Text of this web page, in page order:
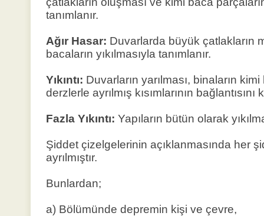
tanımlanır.
Ağır Hasar: Duvarlarda büyük çatlakların
bacaların yıkılmasıyla tanımlanır.
Yıkıntı: Duvarların yarılması, binaların kimi
derzlerle ayrılmış kısımlarının
Fazla Yıkıntı: Yapıların bütün olarak
Şiddet çizelgelerinin açıklanmasında her
ayrılmıştır.
Bunlardan;
a) Bölümünde depremin kişi ve çevre,